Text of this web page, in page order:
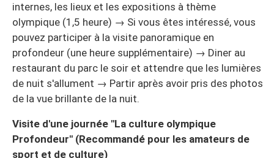
internes, les lieux et les expositions à thème
olympique (1,5 heure) → Si vous êtes intéressé, vous
pouvez participer à la visite panoramique en
profondeur (une heure supplémentaire) → Diner au
restaurant du parc le soir et attendre que les lumières
de nuit s'allument → Partir après avoir pris des photos
de la vue brillante de la nuit.
Visite d'une journée "La culture olympique
Profondeur" (Recommandé pour les amateurs de
sport et de culture)